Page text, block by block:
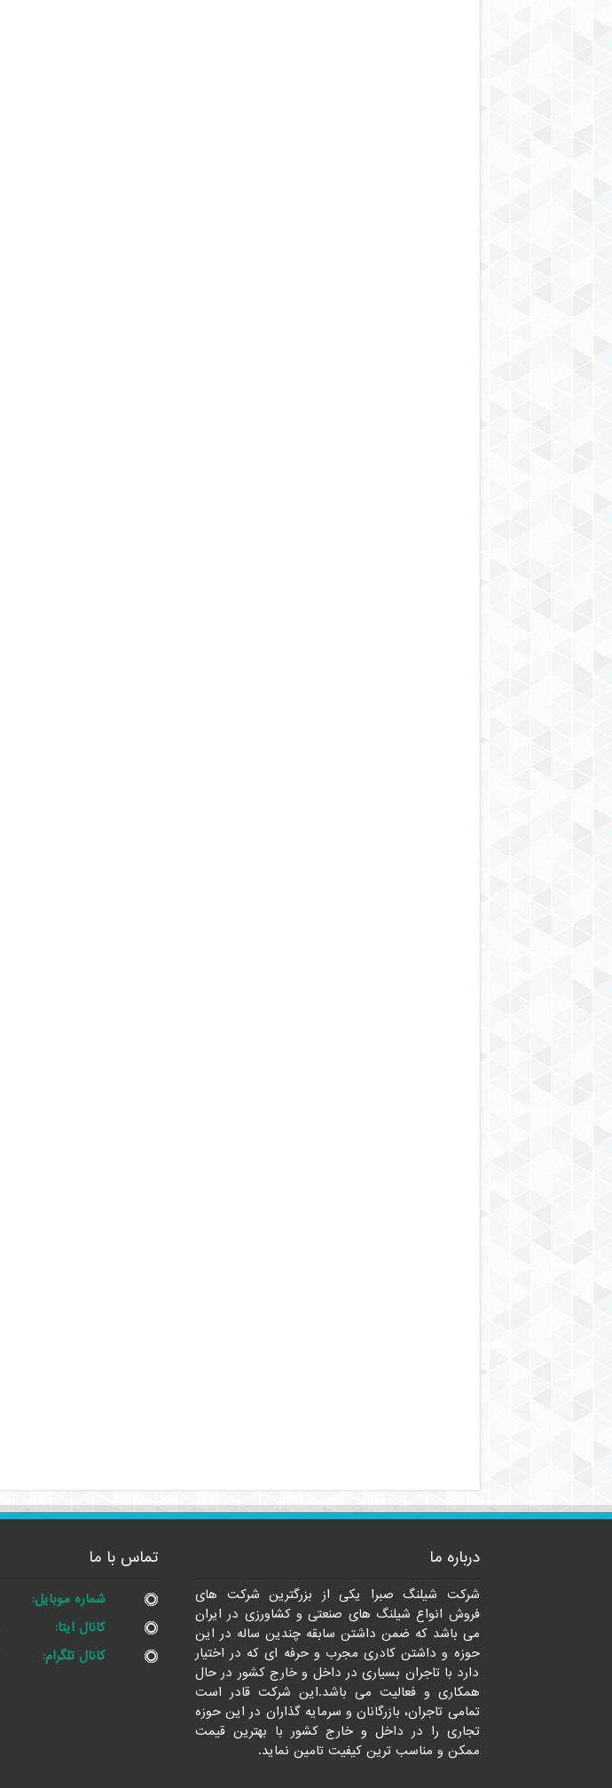
درباره ما
شرکت شیلنگ صبرا یکی از بزرگترین شرکت های
فروش انواع شیلنگ های صنعتی و کشاورزی در ایران
می باشد که ضمن داشتن سابقه چندین ساله در این
حوزه و داشتن کادری مجرب و حرفه ای که در اختیار
دارد با تاجران بسیاری در داخل و خارج کشور در حال
همکاری و فعالیت می باشد.این شرکت قادر است
تمامی تاجران، بازرگانان و سرمایه گذاران در این حوزه
تجاری را در داخل و خارج کشور با بهترین قیمت
ممکن و مناسب ترین کیفیت تامین نماید.
تماس با ما
شماره موبایل:
کانال ایتا:
کانال تلگرام: